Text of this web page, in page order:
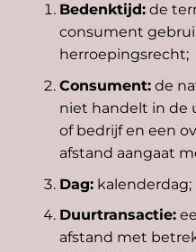
Bedenktijd:de
consument
herroepingsrecht;
Consument:de
niet handelt in de
of bedrijf en een
afstand aangaat
Dag:kalenderdag;
Duurtransactie:
afstand met